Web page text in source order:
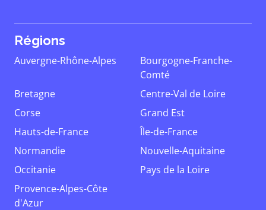
Régions
Auvergne-Rhône-Alpes
Bourgogne-Franche-
Comté
Bretagne
Centre-Val de Loire
Corse
Grand Est
Hauts-de-France
Île-de-France
Normandie
Nouvelle-Aquitaine
Occitanie
Pays de la Loire
Provence-Alpes-Côte
d'Azur